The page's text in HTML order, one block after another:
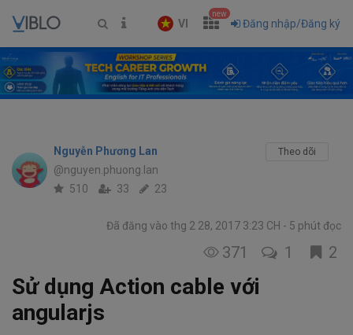
VI
new
Đăng nhập/Đăng ký
Nguyễn Phương Lan
@nguyen.phuong.lan
Theo dõi
510 33 23
Đã đăng vào thg 2 28, 2017 3:23 CH 5 phút đọc
371 1 2
Sử dụng Action cable với
angularjs